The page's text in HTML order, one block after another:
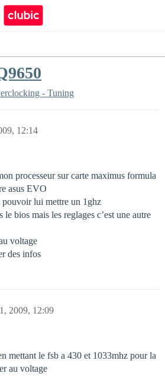
- Tuning
12:14
processeur sur carte maximus formula
asus EVO
pouvoir lui mettre un 1ghz
bios mais les reglages c’est une autre
voltage
des infos
2009, 12:09
mettant le fsb a 430 et 1033mhz pour la
au voltage